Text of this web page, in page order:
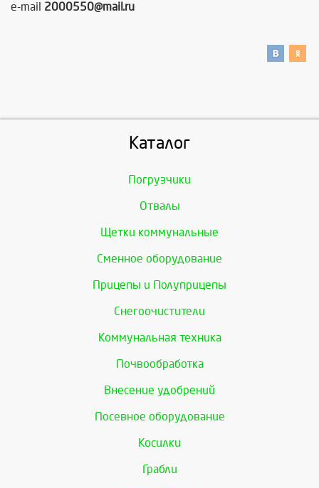
e-mail 2000550@mail.ru
Каталог
Погрузчики
Отвалы
Щетки коммунальные
Сменное оборудование
Прицепы и Полуприцепы
Снегоочистители
Коммунальная техника
Почвообработка
Внесение удобрений
Посевное оборудование
Косилки
Грабли